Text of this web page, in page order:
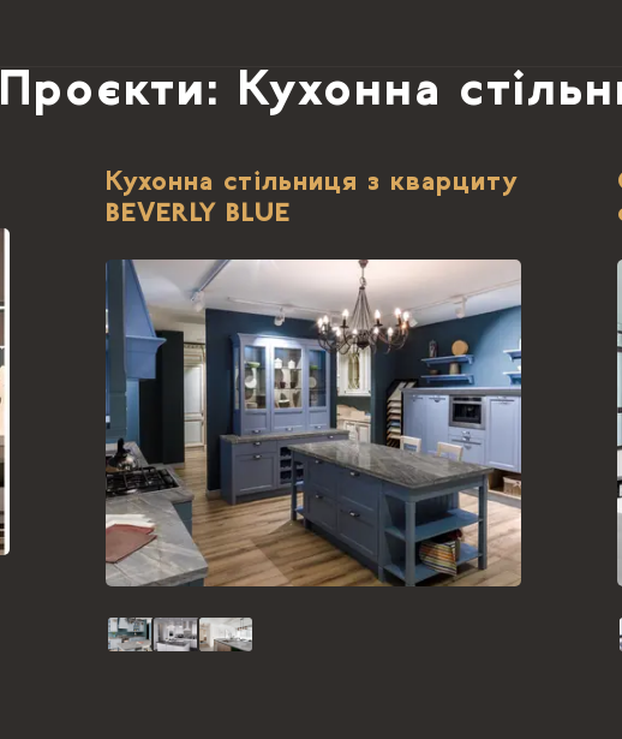
Проєкти: Кухонна
Кухонна стільниця з кварциту
BEVERLY BLUE